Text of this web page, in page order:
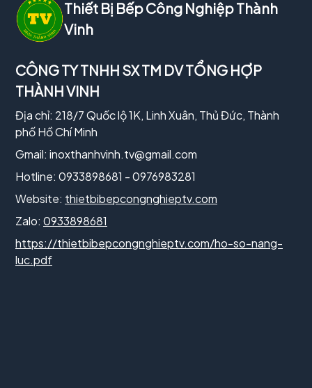
Thiết Bị Bếp Công Nghiệp Thành
Vinh
CÔNG TY TNHH SX TM DV TỔNG HỢP
THÀNH VINH
Địa chỉ: 218/7 Quốc lộ 1K, Linh Xuân, Thủ Đức, Thành
phố Hồ Chí Minh
Gmail: inoxthanhvinh.tv@gmail.com
Hotline: 0933898681 - 0976983281
Website: thietbibepcongnghieptv.com
Zalo: 0933898681
https://thietbibepcongnghieptv.com/ho-so-nang-
luc.pdf